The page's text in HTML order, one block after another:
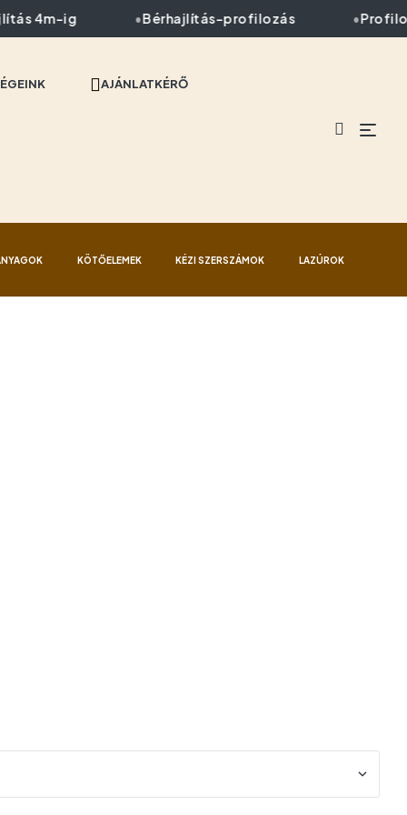
4m-ig Bérhajlítás-profilozás
AJÁNLATKÉRŐ
KÖTŐELEMEK KÉZI SZERSZÁMOK LAZÚROK